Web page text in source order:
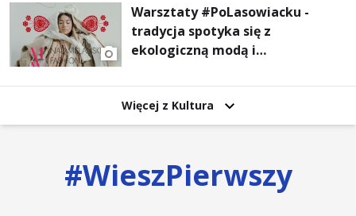
Warsztaty #PoLasowiacku -
tradycja spotyka się z
ekologiczną modą i
Więcej z Kultura
#WieszPierwszy